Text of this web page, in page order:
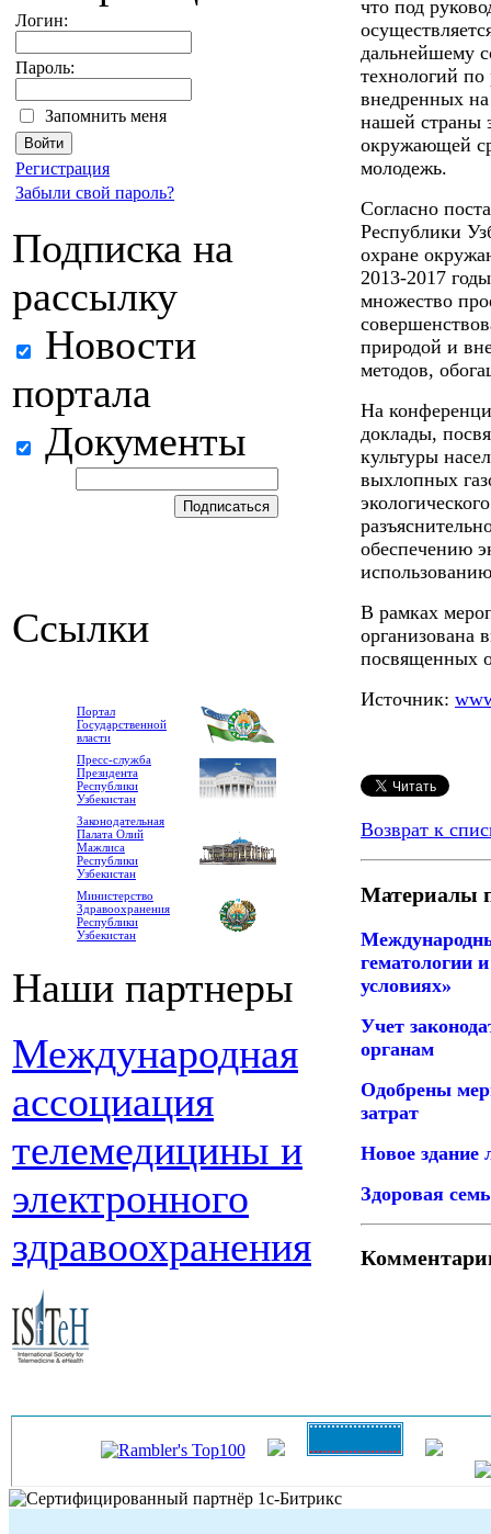
Логин:
Пароль:
Запомнить меня
Регистрация
Забыли свой пароль?
Подписка на
рассылку
Новости
портала
Документы
Ссылки
Портал
Государственной
власти
Пресс-служба
Президента
Республики
Узбекистан
Законодательная
Палата Олий
Мажлиса
Республики
Узбекистан
Министерство
Здравоохранения
Республики
Узбекистан
Наши партнеры
Международная
ассоциация
телемедицины и
электронного
здравоохранения
что под
дальнейшему
технологий
внедренных
нашей страны
окружающей
молодежь.
Согласно
Республики
охране
2013-2017
множество
природой и
методов,
На
доклады,
культуры
выхлопных
обеспечению
В рамках
организована
посвященных
Источник:
Возврат к
Материалы
гематологии
условиях»
Учет
органам
Одобрены
затрат
Новое здание
Здоровая